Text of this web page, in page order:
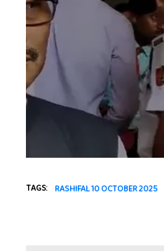
TAGS: RASHIFAL 10 OCTOBER 2025